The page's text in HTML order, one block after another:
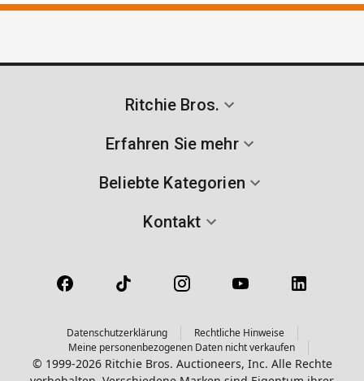
Ritchie Bros.
Erfahren Sie mehr
Beliebte Kategorien
Kontakt
Datenschutzerklärung
Rechtliche Hinweise
Meine personenbezogenen Daten nicht verkaufen
© 1999-2026 Ritchie Bros. Auctioneers, Inc. Alle Rechte